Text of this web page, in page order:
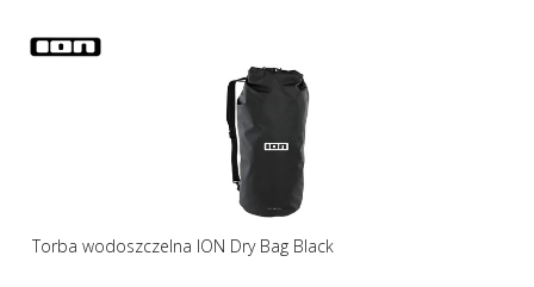
Torba wodoszczelna ION Dry Bag Black